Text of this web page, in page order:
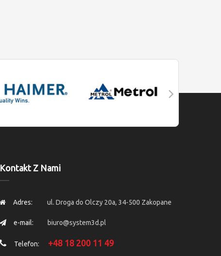
Kontakt Z Nami
Adres: ul. Droga do Olczy 20a, 34-500 Zakopane
e-mail: biuro@system3d.pl
Telefon: +48 18 200 11 49